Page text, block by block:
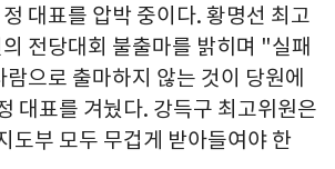
대표를 압박 중이다. 황명선 최고
전당대회 불출마를 밝히며 "실패
으로 출마하지 않는 것이 당원에
대표를 겨눴다. 강득구 최고위원은
도부 모두 무겁게 받아들여야 한